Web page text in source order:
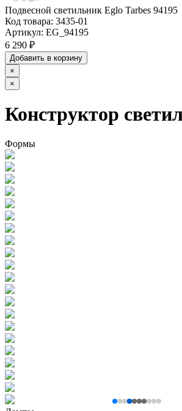
Подвесной светильник Eglo Tarbes 94195
Код товара: 3435-01
Артикул: EG_94195
6 290 ₽
Добавить в корзину
×
×
Конструктор
Формы